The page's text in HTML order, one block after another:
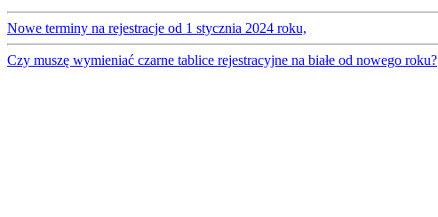
Nowe terminy na rejestracje od 1 stycznia 2024 roku,
Czy muszę wymieniać czarne tablice rejestracyjne na białe od nowego roku?